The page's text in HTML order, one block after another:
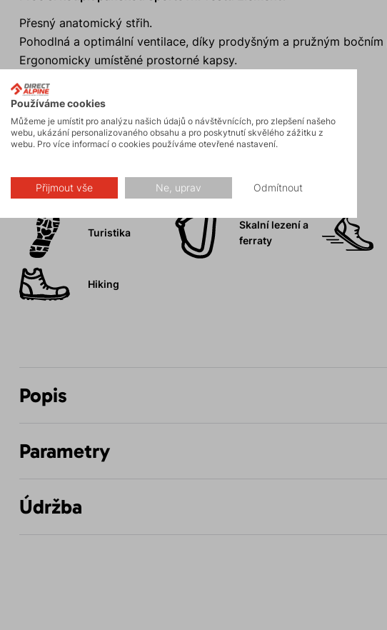
Přesný anatomický střih.
Pohodlná a optimální ventilace, díky prodyšným a pružným bočním
Ergonomicky umístěné prostorné kapsy.
Univerzální použití pro běžce, lezce, horolezce i turisty.
Aktivity
Turistika
Skalní lezení a
ferraty
Hiking
Popis
Parametry
Údržba
Používáme cookies
Můžeme je umístit pro analýzu našich údajů o návštěvnících, pro zlepšení našeho
webu, ukázání personalizovaného obsahu a pro poskytnutí skvělého zážitku z
webu. Pro více informací o cookies používáme otevřené nastavení.
Přijmout vše Ne, uprav Odmítnout